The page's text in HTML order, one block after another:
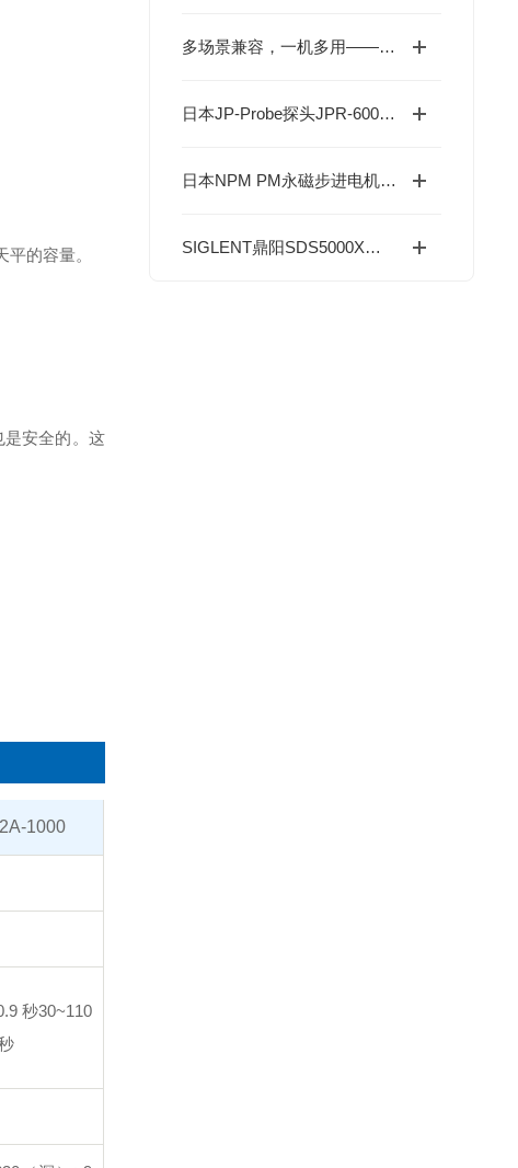
多场景兼容，一机多用——武藏点胶机支持UV胶/硅胶/AB胶等全材料涂布
日本JP-Probe探头JPR-600C智能变频探伤仪10V~600V自适应，一机300种波形！
日本NPM PM永磁步进电机：精密驱动的工业心脏-成都藤田提供
SIGLENT鼎阳SDS5000X系列示波器16通道分析
的容量。
安全的。 这
1000
秒30~110